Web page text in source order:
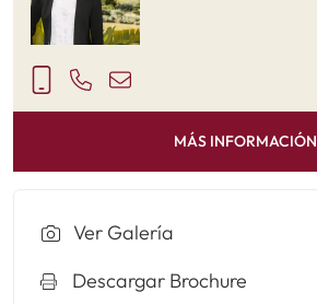
MÁS INFORMACIÓN
Ver Galería
Descargar Brochure